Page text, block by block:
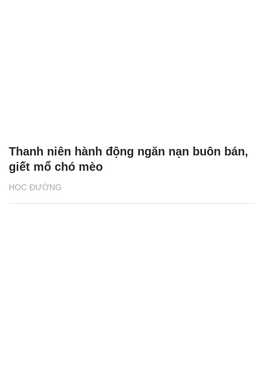
HỌC ĐƯỜNG
Thanh niên hành động ngăn nạn buôn bán,
giết mổ chó mèo